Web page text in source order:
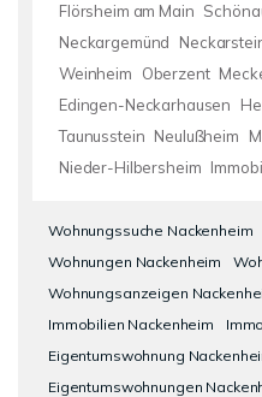
Flörsheim am Main
Neckargemünd
Weinheim
Oberzent
Edingen-Neckarhausen
Taunusstein Neulußheim
Nieder-Hilbersheim
Wohnungssuche Nackenheim
Wohnungen Nackenheim
Wohnungsanzeigen
Immobilien Nackenheim
Eigentumswohnung
Eigentumswohnungen